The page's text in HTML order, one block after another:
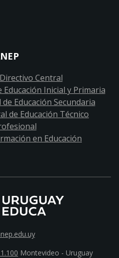
Central
Educación Inicial y Primaria
Educación Secundaria
de Educación Técnico
en Educación
Montevideo - Uruguay